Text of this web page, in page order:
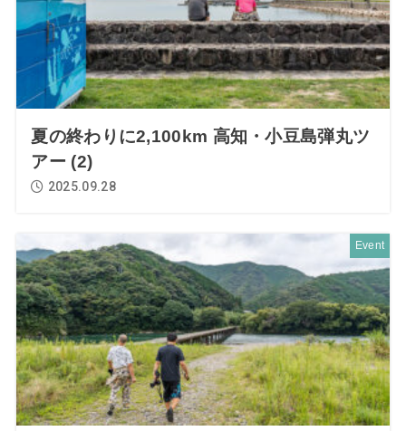
夏の終わりに2,100km 高知・小豆島弾丸ツ
アー (2)
2025.09.28
Event